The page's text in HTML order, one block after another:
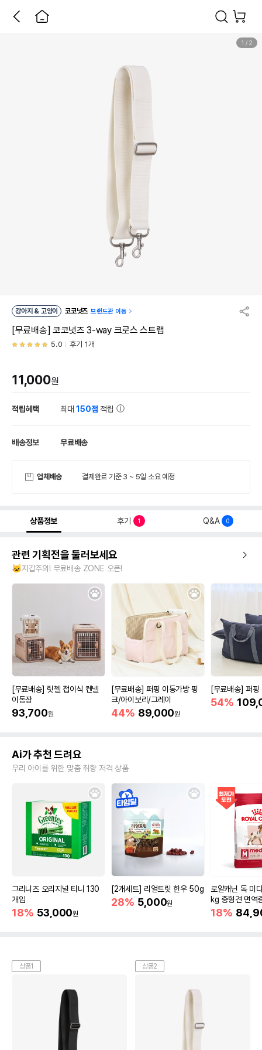
1 / 2
강아지 & 고양이 코코넛즈 브랜드관 이동
[무료배송] 코코넛즈 3-way 크로스 스트랩
5.0 후기 1개
11,000원
적립혜택 최대150점 적립
배송정보 무료배송
업체배송 결제완료 기준 3 ~ 5일 소요 예정
상품정보 후기 1 Q&A 0
관련 기획전을 둘러보세요
🐱지갑주의! 무료배송 ZONE 오픈!
[무료배송] 릿첼 접이식 켄넬
이동장
93,700원
[무료배송] 퍼핑 이동가방 핑
크/아이보리/그레이
44% 89,000원
[무료배송] 퍼핑
54%
Ai가 추천 드려요
우리 아이를 위한 맞춤 취향 저격 상품
그리니즈 오리지널 티니 130
개입
18% 53,000원
[2개세트] 리얼트릿 한우 50g
28% 5,000원
로얄캐닌 독 미
kg 중형견 면역
18%
상품1 상품2